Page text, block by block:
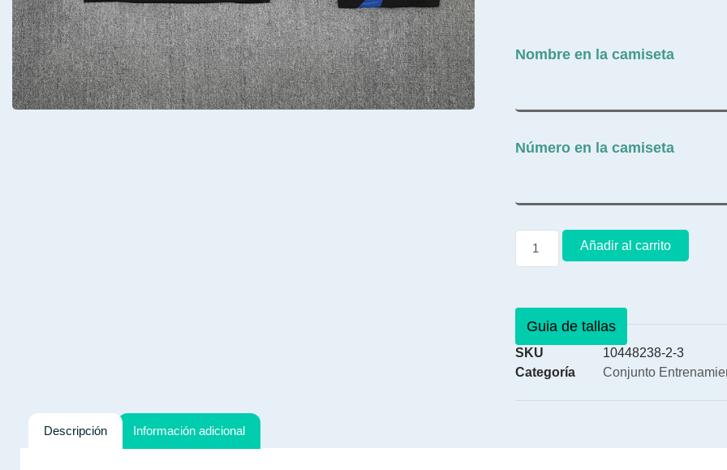
Nombre en la camiseta
Número en la camiseta
Añadir al carrito
Guia de tallas
SKU
10448238-2-3
Categoría
Conjunto
Descripción Información adicional